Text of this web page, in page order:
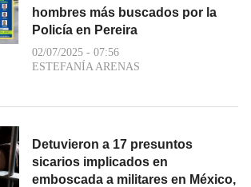
hombres más buscados por la
Policía en Pereira
02/07/2025 - 07:56
ESTEFANÍA ARENAS
Detuvieron a 17 presuntos
sicarios implicados en
emboscada a militares en México,